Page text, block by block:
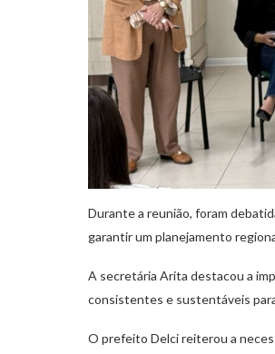
Durante a reunião, foram
garantir um planejamento
A secretária Arita destacou a
consistentes e sustentáveis
O prefeito Delci reiterou a